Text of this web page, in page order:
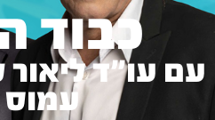
כבוד
עם עו"ד ליאור
עמוס